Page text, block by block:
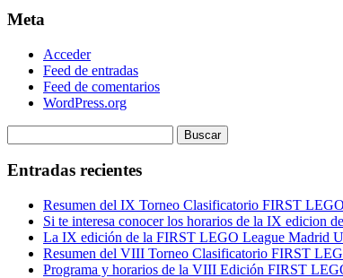
Meta
Acceder
Feed de entradas
Feed de comentarios
WordPress.org
Entradas recientes
Resumen del IX Torneo Clasificatorio FIRST
Si te interesa conocer los horarios de la IX edicion
La IX edición de la FIRST LEGO League Madrid
Resumen del VIII Torneo Clasificatorio FIRST
Programa y horarios de la VIII Edición FIRST